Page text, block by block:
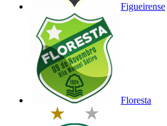
Figueirense
Floresta